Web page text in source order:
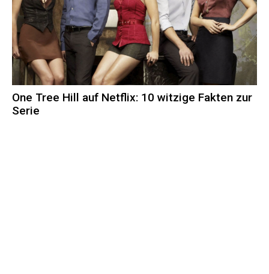
One Tree Hill auf Netflix: 10 witzige Fakten zur
Serie